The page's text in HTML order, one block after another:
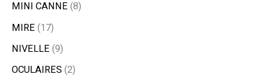
MINI CANNE 8
MIRE 17
NIVELLE 9
OCULAIRES 2